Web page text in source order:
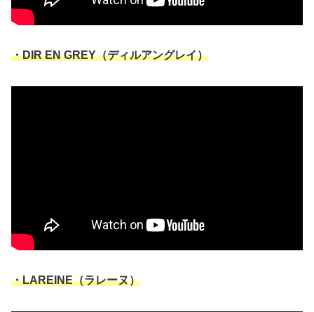
・DIR EN GREY（ディルアングレイ）
・LAREINE（ラレーヌ）